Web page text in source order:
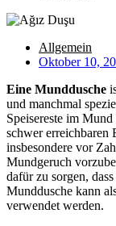
Allgemein
Oktober 10,
Eine Munddusche
und manchmal
Speisereste im
schwer erreichbaren
insbesondere vor
Mundgeruch
dafür zu sorgen,
Munddusche kann
verwendet werden.